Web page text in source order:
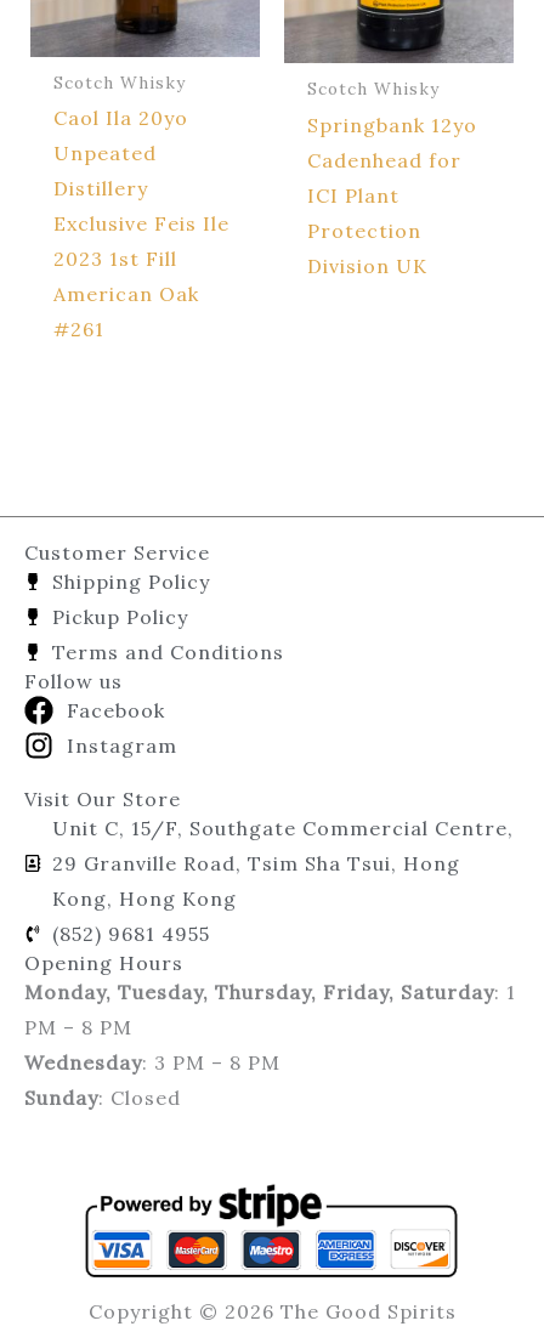
Scotch Whisky
Caol Ila 20yo
Unpeated
Distillery
Exclusive Feis Ile
2023 1st Fill
American Oak
#261
Scotch Whisky
Springbank 12yo
Cadenhead for
ICI Plant
Protection
Division UK
Customer Service
Shipping Policy
Pickup Policy
Terms and Conditions
Follow us
Facebook
Instagram
Visit Our Store
Unit C, 15/F, Southgate Commercial Centre,
29 Granville Road, Tsim Sha Tsui, Hong
Kong, Hong Kong
(852) 9681 4955
Opening Hours
Monday, Tuesday, Thursday, Friday, Saturday: 1
PM – 8 PM
Wednesday: 3 PM – 8 PM
Sunday: Closed
Copyright © 2026 The Good Spirits